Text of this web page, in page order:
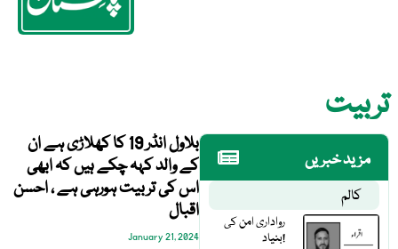
تربیت
مزید خبریں
کالم
رواداری امن کی
بنیاد!
بلاول انڈر 19 کا کھلاڑی ہے ان
کے والد کہہ چکے ہیں کہ ابھی
اس کی تربیت ہورہی ہے ، احسن
اقبال
January 21, 2024